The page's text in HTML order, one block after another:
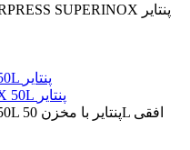
بوستر با مخزن 24 لیتر افقی WATERPRESS SUPERINOX پنتایر
بوستر پمپ WATERPRESS INOX 50L پنتایر
بوستر پمپ WATERPRESS INOX 50L پنتایر با مخزن 50L افقی